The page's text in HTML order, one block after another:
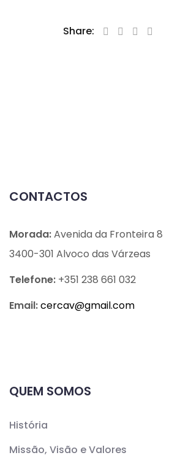
Share:
CONTACTOS
Morada:Avenida da Fronteira 8
3400-301 Alvoco das Várzeas
Telefone: +351 238 661 032
Email:cercav@gmail.com
QUEM SOMOS
História
Missão, Visão e Valores